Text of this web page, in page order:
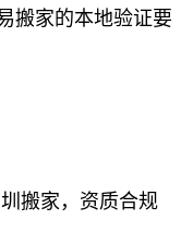
搬家的本地验证要
搬家，资质合规